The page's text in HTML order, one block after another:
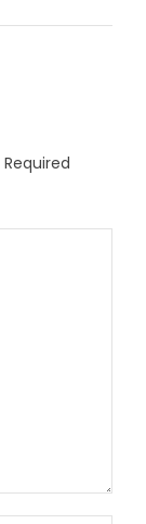
Required